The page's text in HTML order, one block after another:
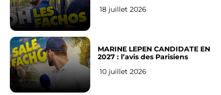
18 juillet 2026
MARINE LEPEN CANDIDATE EN
2027 : l’avis des Parisiens
10 juillet 2026